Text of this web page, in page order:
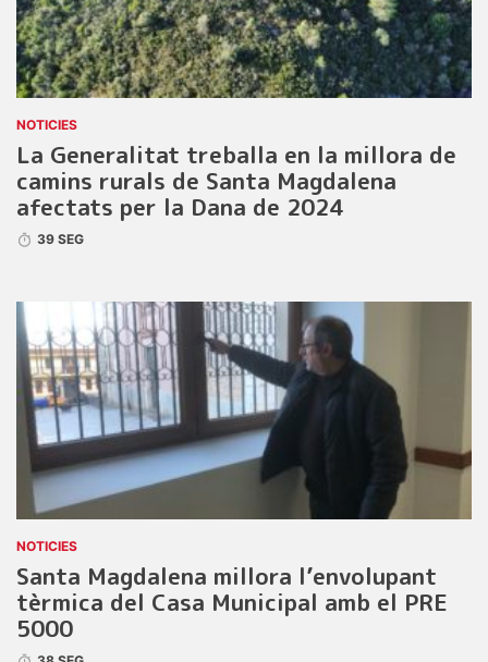
NOTICIES
La Generalitat treballa en la millora de
camins rurals de Santa Magdalena
afectats per la Dana de 2024
39 SEG
NOTICIES
Santa Magdalena millora l’envolupant
tèrmica del Casa Municipal amb el PRE
5000